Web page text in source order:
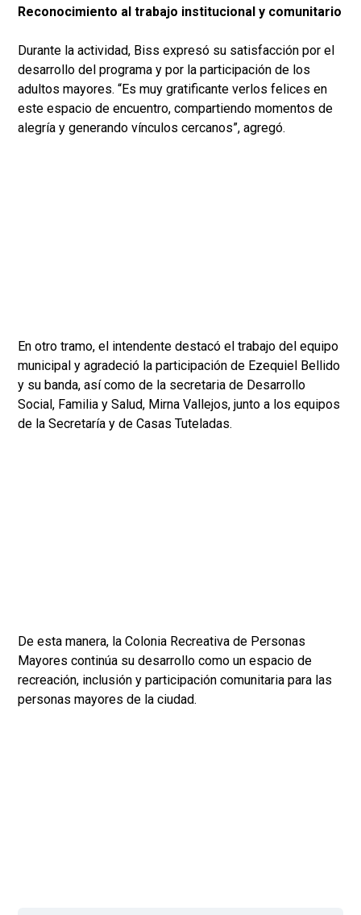
Reconocimiento al trabajo institucional y comunitario
Durante la actividad, Biss expresó su satisfacción por el
desarrollo del programa y por la participación de los
adultos mayores. “Es muy gratificante verlos felices en
este espacio de encuentro, compartiendo momentos de
alegría y generando vínculos cercanos”, agregó.
En otro tramo, el intendente destacó el trabajo del equipo
municipal y agradeció la participación de Ezequiel Bellido
y su banda, así como de la secretaria de Desarrollo
Social, Familia y Salud, Mirna Vallejos, junto a los equipos
de la Secretaría y de Casas Tuteladas.
De esta manera, la Colonia Recreativa de Personas
Mayores continúa su desarrollo como un espacio de
recreación, inclusión y participación comunitaria para las
personas mayores de la ciudad.